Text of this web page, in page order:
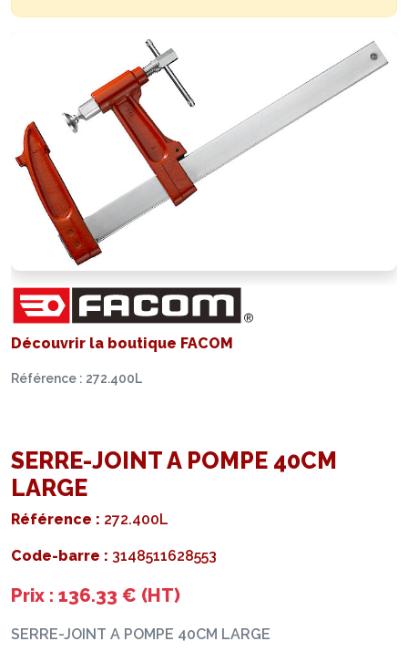
Découvrir la boutique FACOM
Référence : 272.400L
SERRE-JOINT A POMPE 40CM
LARGE
Référence : 272.400L
Code-barre : 3148511628553
Prix : 136.33 € (HT)
SERRE-JOINT A POMPE 40CM LARGE